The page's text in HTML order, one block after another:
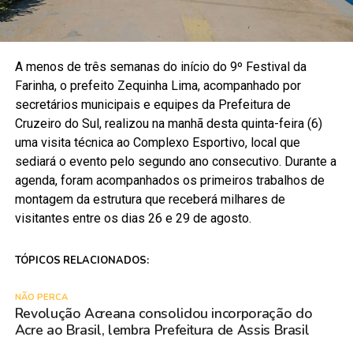
A menos de três semanas do início do 9º Festival da
Farinha, o prefeito Zequinha Lima, acompanhado por
secretários municipais e equipes da Prefeitura de
Cruzeiro do Sul, realizou na manhã desta quinta-feira (6)
uma visita técnica ao Complexo Esportivo, local que
sediará o evento pelo segundo ano consecutivo. Durante a
agenda, foram acompanhados os primeiros trabalhos de
montagem da estrutura que receberá milhares de
visitantes entre os dias 26 e 29 de agosto.
TÓPICOS RELACIONADOS:
NÃO PERCA
Revolução Acreana consolidou incorporação do
Acre ao Brasil, lembra Prefeitura de Assis Brasil